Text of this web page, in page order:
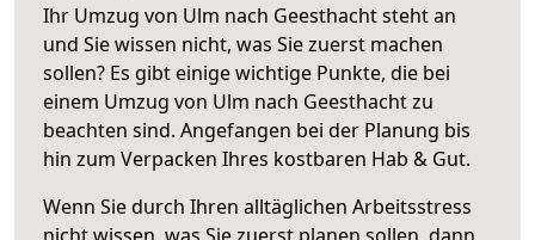
Ihr Umzug von Ulm nach Geesthacht steht an
und Sie wissen nicht, was Sie zuerst machen
sollen? Es gibt einige wichtige Punkte, die bei
einem Umzug von Ulm nach Geesthacht zu
beachten sind. Angefangen bei der Planung bis
hin zum Verpacken Ihres kostbaren Hab & Gut.
Wenn Sie durch Ihren alltäglichen Arbeitsstress